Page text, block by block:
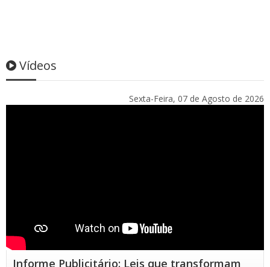
Vídeos
Sexta-Feira, 07 de Agosto de 2026
Informe Publicitário: Leis que transformam